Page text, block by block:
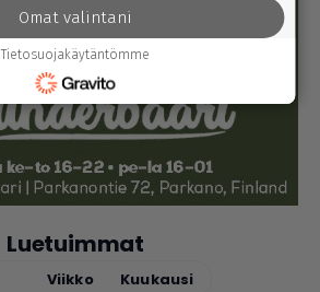
Luetuimmat
Viikko Kuukausi
Omat valintani
Tietosuojakäytäntömme